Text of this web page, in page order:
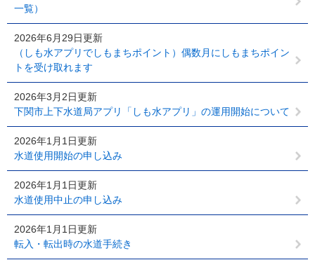
一覧）
2026年6月29日更新
（しも水アプリでしもまちポイント）偶数月にしもまちポイン
トを受け取れます
2026年3月2日更新
下関市上下水道局アプリ「しも水アプリ」の運用開始について
2026年1月1日更新
水道使用開始の申し込み
2026年1月1日更新
水道使用中止の申し込み
2026年1月1日更新
転入・転出時の水道手続き